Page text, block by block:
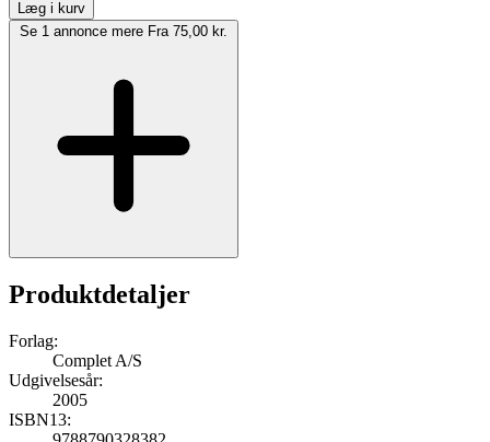
Læg i kurv
Se 1 annonce mere Fra 75,00 kr.
Produktdetaljer
Forlag:
Complet A/S
Udgivelsesår:
2005
ISBN13: